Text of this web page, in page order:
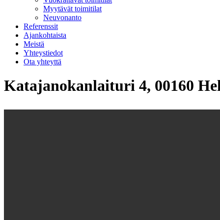
Myytävät toimitilat
Neuvonanto
Referenssit
Ajankohtaista
Meistä
Yhteystiedot
Ota yhteyttä
Katajanokanlaituri 4, 00160